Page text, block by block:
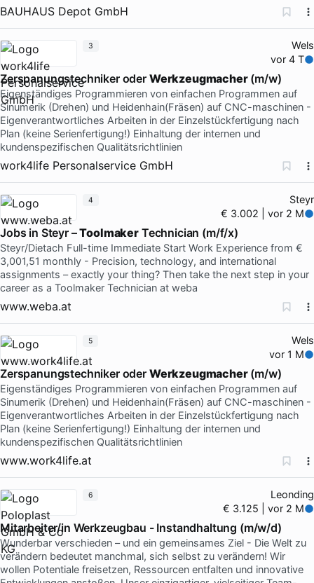
BAUHAUS Depot GmbH
Wels
vor 4 T
Zerspanungstechniker oder Werkzeugmacher(m/w)
Eigenständiges Programmieren von einfachen Programmen auf
Sinumerik (Drehen) und Heidenhain(Fräsen) auf CNC-maschinen -
Eigenverantwortliches Arbeiten in der Einzelstückfertigung nach
Plan (keine Serienfertigung!) Einhaltung der internen und
kundenspezifischen Qualitätsrichtlinien
work4life Personalservice GmbH
3
Steyr
€ 3.002 | vor 2 M
Jobs in Steyr –Toolmaker Technician (m/f/x)
Steyr/Dietach Full-time Immediate Start Work Experience from €
3,001,51 monthly - Precision, technology, and international
assignments – exactly your thing? Then take the next step in your
career as a Toolmaker Technician at weba
www.weba.at
4
Wels
vor 1 M
Zerspanungstechniker oder Werkzeugmacher(m/w)
Eigenständiges Programmieren von einfachen Programmen auf
Sinumerik (Drehen) und Heidenhain(Fräsen) auf CNC-maschinen -
Eigenverantwortliches Arbeiten in der Einzelstückfertigung nach
Plan (keine Serienfertigung!) Einhaltung der internen und
kundenspezifischen Qualitätsrichtlinien
www.work4life.at
5
Leonding
€ 3.125 | vor 2 M
Mitarbeiter/in Werkzeugbau - Instandhaltung (m/w/d)
Wunderbar verschieden – und ein gemeinsames Ziel - Die Welt zu
verändern bedeutet manchmal, sich selbst zu verändern! Wir
wollen Potentiale freisetzen, Ressourcen entfalten und innovative
6